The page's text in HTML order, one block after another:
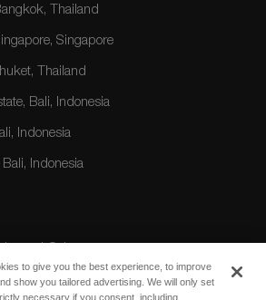
Thailand
Singapore
Thailand
Bali, Indonesia
Indonesia
Indonesia
to give you the best experience, to improve
show you tailored advertising. We will only set
necessary if you consent, including